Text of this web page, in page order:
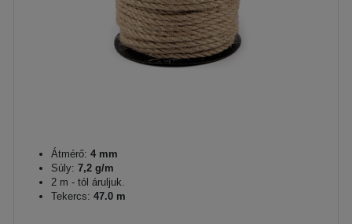
Átmérő: 4 mm
Súly: 7,2 g/m
2 m - tól áruljuk.
Tekercs: 47.0 m